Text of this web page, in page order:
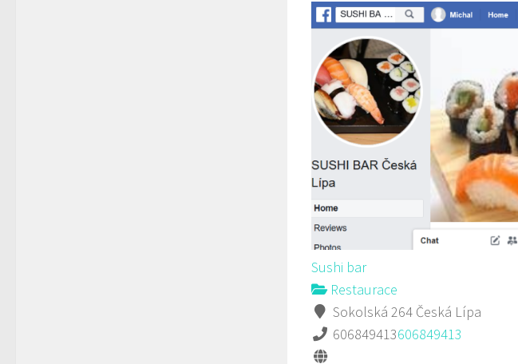
Sushi bar
Restaurace
Sokolská 264 Česká Lípa
606849413606849413